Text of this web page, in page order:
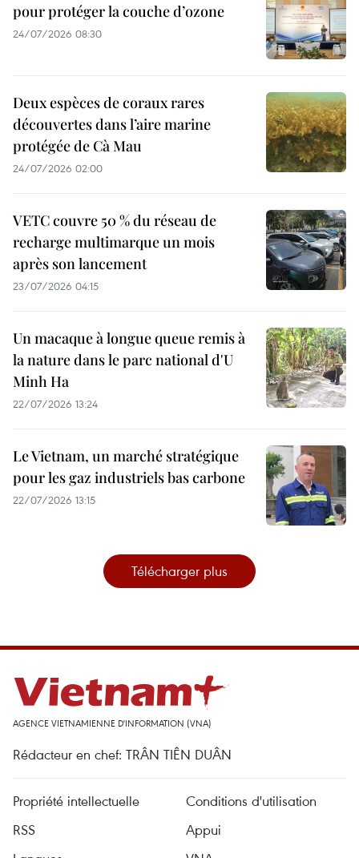
pour protéger la couche d’ozone
24/07/2026 08:30
Deux espèces de coraux rares
découvertes dans l’aire marine
protégée de Cà Mau
24/07/2026 02:00
VETC couvre 50 % du réseau de
recharge multimarque un mois
après son lancement
23/07/2026 04:15
Un macaque à longue queue remis à
la nature dans le parc national d'U
Minh Ha
22/07/2026 13:24
Le Vietnam, un marché stratégique
pour les gaz industriels bas carbone
22/07/2026 13:15
Télécharger plus
AGENCE VIETNAMIENNE D'INFORMATION (VNA)
Rédacteur en chef: TRÂN TIÊN DUÂN
Propriété intellectuelle
Conditions d'utilisation
RSS
Appui